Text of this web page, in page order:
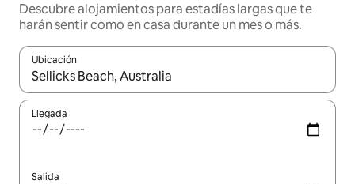
Descubre alojamientos para estadías largas que te
harán sentir como en casa durante un mes o más.
Ubicación
Cuando los resultados estén disponibles, navega con las
Llegada
Salida